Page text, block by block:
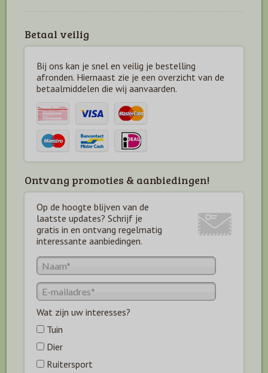
Betaal veilig
Bij ons kan je snel en veilig je bestelling
afronden. Hiernaast zie je een overzicht van de
betaalmiddelen die wij aanvaarden.
Ontvang promoties & aanbiedingen!
Op de hoogte blijven van de
laatste updates? Schrijf je
gratis in en ontvang regelmatig
interessante aanbiedingen.
Wat zijn uw interesses?
Tuin
Dier
Ruitersport